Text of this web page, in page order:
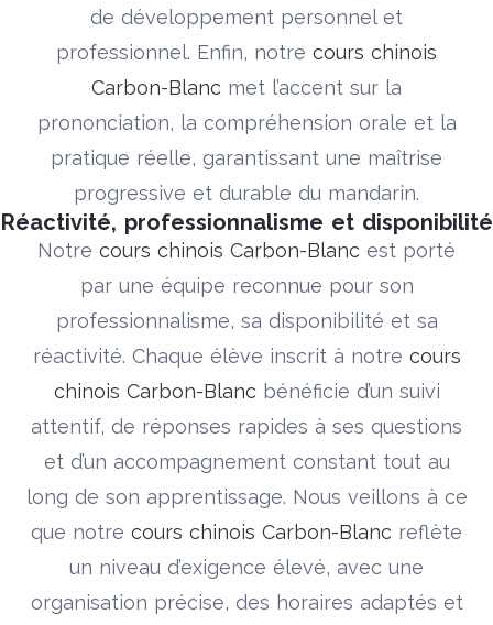
de développement personnel et
professionnel. Enfin, notre cours chinois
Carbon-Blanc met l’accent sur la
prononciation, la compréhension orale et la
pratique réelle, garantissant une maîtrise
progressive et durable du mandarin.
Réactivité, professionnalisme et disponibilité
Notre cours chinois Carbon-Blanc est porté
par une équipe reconnue pour son
professionnalisme, sa disponibilité et sa
réactivité. Chaque élève inscrit à notre cours
chinois Carbon-Blancbénéficie d’un suivi
attentif, de réponses rapides à ses questions
et d’un accompagnement constant tout au
long de son apprentissage. Nous veillons à ce
que notre cours chinois Carbon-Blanc reflète
un niveau d’exigence élevé, avec une
organisation précise, des horaires adaptés et